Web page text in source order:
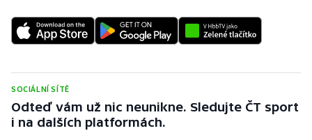
Vodní slalom
Volejbal
Ostatní
SOCIÁLNÍ SÍTĚ
Odteď vám už nic neunikne. Sledujte ČT sport
i na dalších platformách.